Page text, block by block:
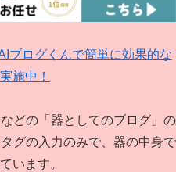
ブログくんで簡単に効果的な
施中！
どの「器としてのブログ」の
グの入力のみで、器の中身で
います。